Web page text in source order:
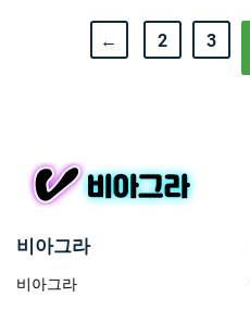
← 2 3
비아그라
비아그라